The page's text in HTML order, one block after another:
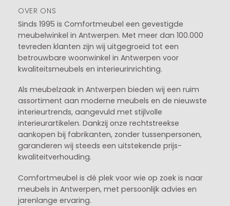
OVER ONS
Sinds 1995 is Comfortmeubel een gevestigde
meubelwinkel in Antwerpen. Met meer dan 100.000
tevreden klanten zijn wij uitgegroeid tot een
betrouwbare woonwinkel in Antwerpen voor
kwaliteitsmeubels en interieurinrichting.
Als meubelzaak in Antwerpen bieden wij een ruim
assortiment aan moderne meubels en de nieuwste
interieurtrends, aangevuld met stijlvolle
interieurartikelen. Dankzij onze rechtstreekse
aankopen bij fabrikanten, zonder tussenpersonen,
garanderen wij steeds een uitstekende prijs-
kwaliteitverhouding.
Comfortmeubel is dé plek voor wie op zoek is naar
meubels in Antwerpen, met persoonlijk advies en
jarenlange ervaring.